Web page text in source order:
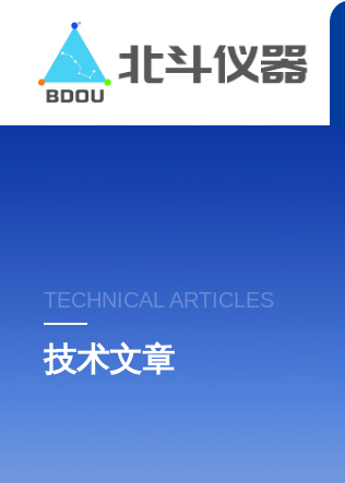
TECHNICAL ARTICLES
技术文章